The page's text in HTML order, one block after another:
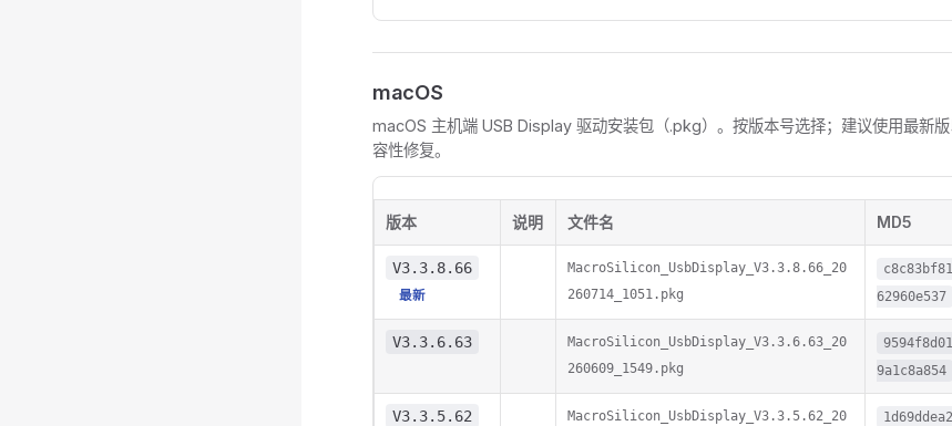
macOS
macOS 主机端 USB Display 驱动安装包（.pkg）。按版本号选择；建议使用最新
容性修复。
版本 说明 文件名 MD5
V3.3.8.66
最新
MacroSilicon_UsbDisplay_V3.3.8.66_20
260714_1051.pkg
62960e537
V3.3.6.63
MacroSilicon_UsbDisplay_V3.3.6.63_20
260609_1549.pkg
9a1c8a854
V3.3.5.62
MacroSilicon_UsbDisplay_V3.3.5.62_20